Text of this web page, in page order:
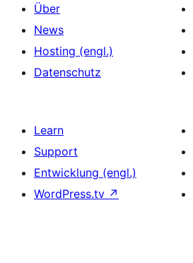
Über
News
Hosting (engl.)
Datenschutz
Learn
Support
Entwicklung (engl.)
WordPress.tv ↗